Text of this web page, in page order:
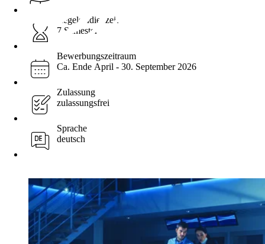
Regelstudienzeit
7 Semester
Bewerbungszeitraum
Ca. Ende April - 30. September 2026
Zulassung
zulassungsfrei
Sprache
deutsch